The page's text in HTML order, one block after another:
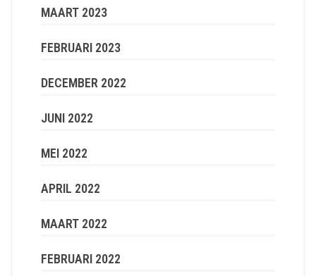
MAART 2023
FEBRUARI 2023
DECEMBER 2022
JUNI 2022
MEI 2022
APRIL 2022
MAART 2022
FEBRUARI 2022